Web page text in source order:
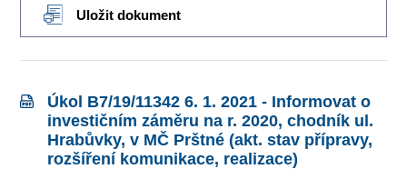
Uložit dokument
Úkol B7/19/11342 6. 1. 2021 - Informovat o
investičním záměru na r. 2020, chodník ul.
Hrabůvky, v MČ Prštné (akt. stav přípravy,
rozšíření komunikace, realizace)